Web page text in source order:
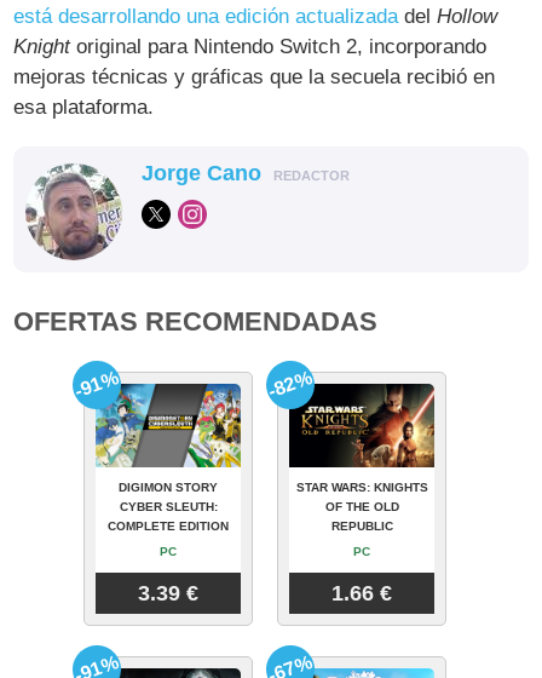
está desarrollando una edición actualizada delHollow
Knightoriginal para Nintendo Switch 2, incorporando
mejoras técnicas y gráficas que la secuela recibió en
esa plataforma.
Jorge Cano REDACTOR
OFERTAS RECOMENDADAS
DIGIMON STORY
CYBER SLEUTH:
COMPLETE EDITION
PC
3.39 €
-91%
STAR WARS: KNIGHTS
OF THE OLD
REPUBLIC
PC
1.66 €
-82%
-91% -67%